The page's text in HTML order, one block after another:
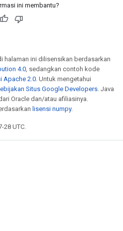
ini membantu?
halaman ini dilisensikan berdasarkan
4.0, sedangkan contoh kode
Apache 2.0. Untuk mengetahui
Situs Google Developers. Java
Oracle dan/atau afiliasinya.
lisensi numpy.
28 UTC.